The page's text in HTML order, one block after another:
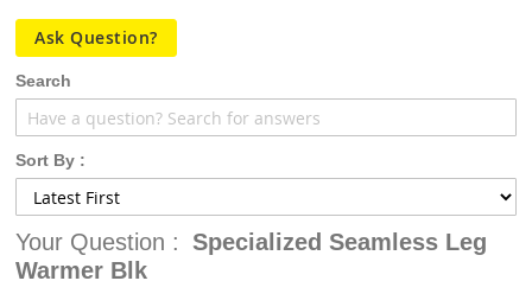
Ask Question?
Search
Sort By :
Your Question : Specialized Seamless Leg
Warmer Blk